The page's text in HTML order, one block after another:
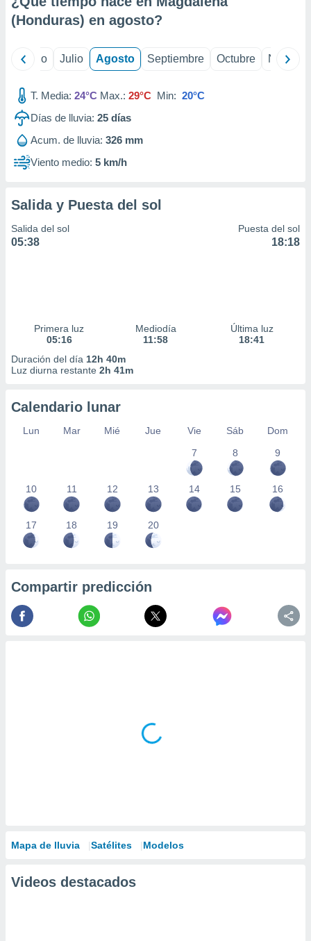
e
publicidad
publicidad
de
(Honduras) en agosto?
Junio Julio Agosto Septiembre Octubre
T. Media: 24°C Max.: 29°C Min: 20°C
Días de lluvia: 25 días
Acum. de lluvia: 326 mm
Viento medio: 5 km/h
Salida y Puesta del sol
Salida del sol
05:38
Puesta del sol
18:18
Primera luz
05:16
Mediodía
11:58
Última luz
18:41
Duración del día 12h 40m
Luz diurna restante 2h 41m
Calendario lunar
Lun Mar Mié Jue Vie Sáb
Dom
7
8 9
10 11 12 13 14 15 16
17 18 19 20
Compartir predicción
Mapa de lluvia Satélites Modelos
Videos destacados